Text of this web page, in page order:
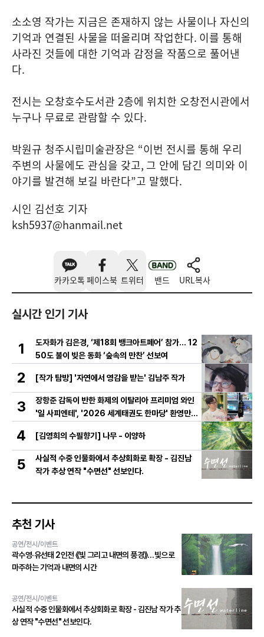
소소영 작가는 지금은 존재하지 않는 사물이나 자신의
기억과 연결된 사물을 떠올리며 작업한다. 이를 통해
사라진 것들에 대한 기억과 감정을 작품으로 풀어낸
다.
전시는 오창호수도서관 2층에 위치한 오창전시관에서
누구나 무료로 관람할 수 있다.
박원규 청주시립미술관장은 “이번 전시를 통해 우리
주변의 사물에도 관심을 갖고, 그 안에 담긴 의미와 이
야기를 발견해 보길 바란다”고 말했다.
시인 김선호 기자
ksh5937@hanmail.net
카카오톡 페이스북 트위터 밴드 URL복사
실시간 인기 기사
1
도자화가 김은경, ‘제18회 뱅크아트페어’ 참가… 12
50도 불이 빚은 동화 ‘숲속의 만찬’ 선보여
2 [작가 탐방] '자연에서 영감을 받는' 김남주 작가
3
장항준 감독이 반한 화제의 이탈리아 프리미엄 와인
'일 사피엔테', '2026 세계태권도 한마당' 환영만찬
4 [김영희의 수필향기] 나무 - 이양하
5
사실적 수중 인물화에서 추상회화로 확장 - 김진남
작가 추상 연작 "수면선" 선보인다.
추천 기사
공연/전시/이벤트
곽수영·유선태 2인전 《빛 그리고 내면의 풍경》…빛으로
마주하는 기억과 내면의 시간
공연/전시/이벤트
사실적 수중 인물화에서 추상회화로 확장 - 김진남 작가 추
상 연작 "수면선" 선보인다.